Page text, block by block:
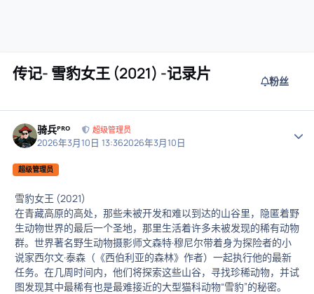
传记- 雪豹女王 (2021) -记录片 粉丝
骑兵ᴾᴿᴼ 超级管理员
2026年3月10日 13:362026年3月10日
超级管理员
雪豹女王 (2021)
在青藏高原的高处，那些未被开发和难以到达的山谷里，隐匿着野
生动物世界的最后一个圣地，那里生活着许多未被发现的稀有动物
群。世界著名野生动物摄影师文森特·穆尼尔带着身为探险者的小
说家西尔文·泰森（《西伯利亚的森林》作者）一起执行他的最新
任务。在几周时间内，他们将探索这些山谷，寻找珍稀动物，并试
图发现其中最稀有也是最难接近的大型猫科动物“雪豹”的秘密。